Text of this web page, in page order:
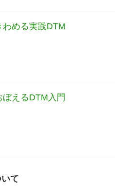
める実践DTM
えるDTM入門
て